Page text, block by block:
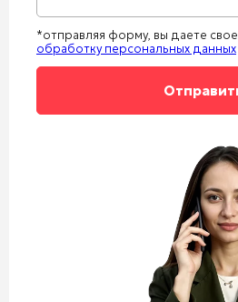
*отправляя форму, вы даете свое
обработку персональных данных